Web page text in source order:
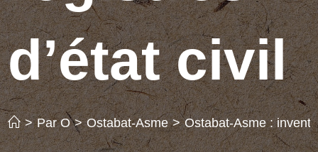
d’état civil
> Par O > Ostabat-Asme > Ostabat-Asme :